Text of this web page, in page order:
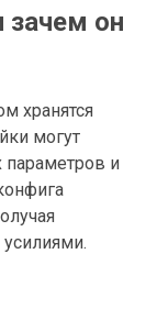
зачем он
хранятся
могут
параметров и